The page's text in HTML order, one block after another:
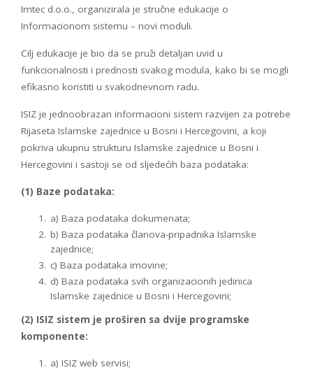
Imtec d.o.o., organizirala je stručne edukacije o
Informacionom sistemu – novi moduli.
Cilj edukacije je bio da se pruži detaljan uvid u
funkcionalnosti i prednosti svakog modula, kako bi se mogli
efikasno koristiti u svakodnevnom radu.
ISIZ je jednoobrazan informacioni sistem razvijen za potrebe
Rijaseta Islamske zajednice u Bosni i Hercegovini, a koji
pokriva ukupnu strukturu Islamske zajednice u Bosni i
Hercegovini i sastoji se od sljedećih baza podataka:
(1) Baze podataka:
a) Baza podataka dokumenata;
b) Baza podataka članova-pripadnika Islamske
zajednice;
c) Baza podataka imovine;
d) Baza podataka svih organizacionih jedinica
Islamske zajednice u Bosni i Hercegovini;
(2) ISIZ sistem je proširen sa dvije programske
komponente:
a) ISIZ web servisi;